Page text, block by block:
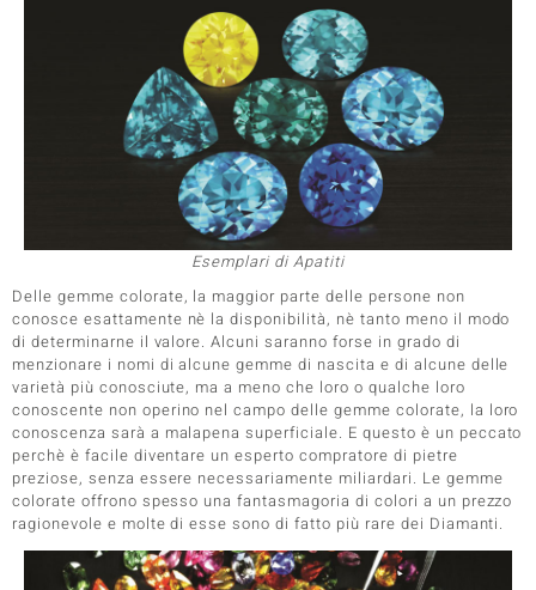
de Melo
Esemplari di Apatiti
Delle gemme colorate, la maggior parte delle persone non
conosce esattamente nè la disponibilità, nè tanto meno il modo
di determinarne il valore. Alcuni saranno forse in grado di
menzionare i nomi di alcune gemme di nascita e di alcune delle
varietà più conosciute, ma a meno che loro o qualche loro
conoscente non operino nel campo delle gemme colorate, la loro
conoscenza sarà a malapena superficiale. E questo è un peccato
perchè è facile diventare un esperto compratore di pietre
preziose, senza essere necessariamente miliardari. Le gemme
colorate offrono spesso una fantasmagoria di colori a un prezzo
ragionevole e molte di esse sono di fatto più rare dei Diamanti.